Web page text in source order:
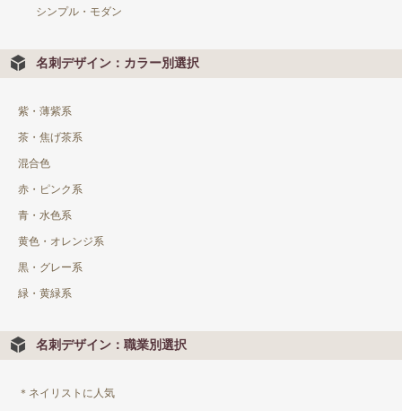
シンプル・モダン
名刺デザイン：カラー別選択
紫・薄紫系
茶・焦げ茶系
混合色
赤・ピンク系
青・水色系
黄色・オレンジ系
黒・グレー系
緑・黄緑系
名刺デザイン：職業別選択
＊ネイリストに人気